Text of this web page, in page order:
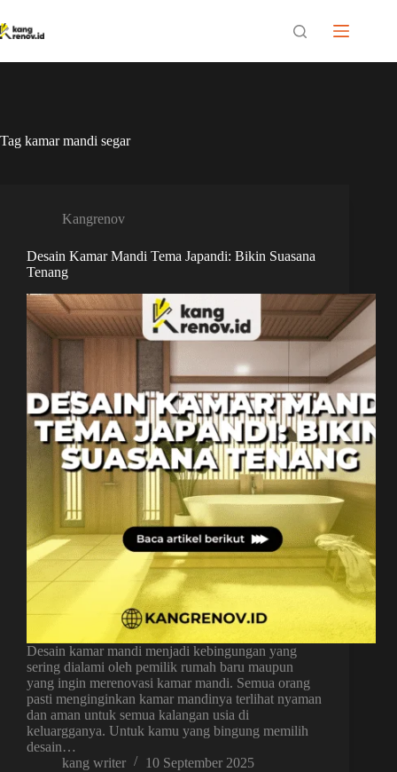
to
content
Tag kamar mandi segar
Kangrenov
Desain Kamar Mandi Tema Japandi: Bikin Suasana
Tenang
Desain kamar mandi menjadi kebingungan yang
sering dialami oleh pemilik rumah baru maupun
yang ingin merenovasi kamar mandi. Semua orang
pasti menginginkan kamar mandinya terlihat nyaman
dan aman untuk semua kalangan usia di
keluargganya. Untuk kamu yang bingung memilih
desain…
kang writer
10 September 2025